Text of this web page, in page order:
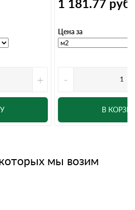
+
1 181.77 руб
Цена за
-
В
мы возим